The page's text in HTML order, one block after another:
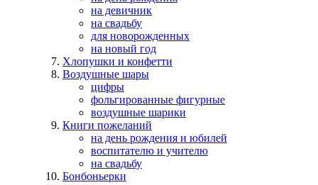
на девичник
на свадьбу
для новорожденных
на новый год
Хлопушки и конфетти
Воздушные шары
цифры
фольгированные фигурные
воздушные шарики
Книги пожеланий
на день рождения и юбилей
воспитателю и учителю
на свадьбу
Бонбоньерки